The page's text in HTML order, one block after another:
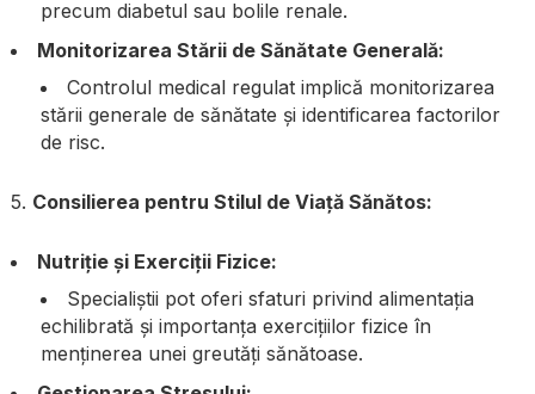
precum diabetul sau bolile renale.
Monitorizarea Stării de Sănătate Generală:
Controlul medical regulat implică monitorizarea
stării generale de sănătate și identificarea factorilor
de risc.
5. Consilierea pentru Stilul de Viață Sănătos:
Nutriție și Exerciții Fizice:
Specialiștii pot oferi sfaturi privind alimentația
echilibrată și importanța exercițiilor fizice în
menținerea unei greutăți sănătoase.